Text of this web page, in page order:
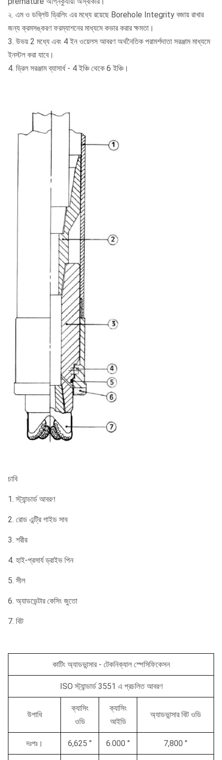
২. এম ও ডব্লিউ ড্রিলিং এর মধ্যে রয়েছে Borehole Integrity বজায় রাখার
জন্য ক্রমসঙ্করণ ফরম্যাশনের মাধ্যমে কভার করার ক্ষমতা।
3. উভয় 2 মধ্যে এবং 4 ইন ওয়েলস আবরণ অর্থনৈতিক পরামর্শদাতা সরঞ্জাম মাধ্যমে
ইনস্টল করা যাবে।
4. ড্রিল সরঞ্জাম ব্যাসার্ধ - 4 ইঞ্চি থেকে 6 ইঞ্চি।
চাবি
1. স্ট্যান্ডার্ড আবরণ
2. রোড এন্ট্রি গাইড সাব
3. শরীর
4. হাই-প্রসার্য ড্রাইভ পিন
5. সীল
6. অ্যাডভেন্টার কেসিং জুতো
7. বিট
কাটিং অ্যাডভান্সার - টেকনিক্যাল স্পেসিফিকেসন
ISO স্ট্যান্ডার্ড 3551 এ প্রচলিত আবরণ
উপাধি
ক্যাসিং
ওডি
ক্যাসিং
আইডি
অ্যাডভান্সার বিট ওডি
দঃপঃ। 6,625 " 6.000 " 7,800 "